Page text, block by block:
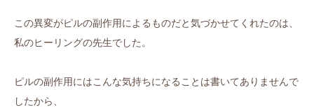
この異変がピルの副作用によるものだと気づかせてくれたのは、
私のヒーリングの先生でした。
ピルの副作用にはこんな気持ちになることは書いてありませんで
したから、